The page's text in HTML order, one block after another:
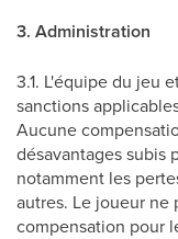
3. Administration
3.1. L'équipe du jeu
sanctions
Aucune
désavantages subis
notamment les
autres. Le joueur ne
compensation pour